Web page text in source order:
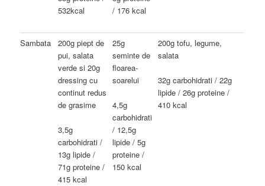
532kcal
/ 176 kcal
Sambata
200g piept de
pui, salata
verde si 20g
dressing cu
continut redus
de grasime
3,5g
carbohidrati /
13g lipide /
71g proteine /
415 kcal
25g
seminte de
floarea-
soarelui
4,5g
carbohidrati
/ 12,5g
lipide / 5g
proteine /
150 kcal
200g tofu, legume,
salata
32g carbohidrati / 22g
lipide / 26g proteine /
410 kcal